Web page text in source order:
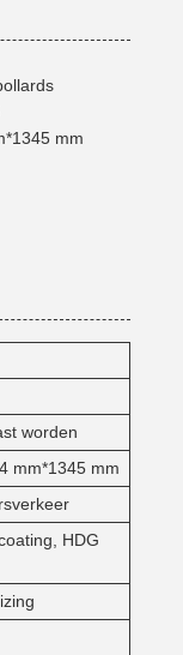
mm
worden
mm*1345 mm
HDG